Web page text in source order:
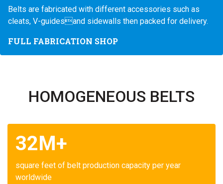
Belts are fabricated with different accessories such as
cleats, V-guidesand sidewalls then packed for delivery.
FULL FABRICATION SHOP
HOMOGENEOUS BELTS
32M+
square feet of belt production capacity per year
worldwide